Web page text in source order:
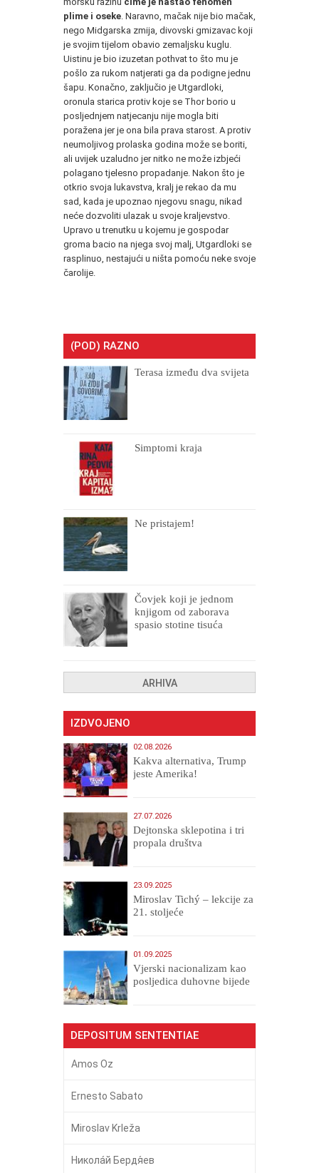
plime i oseke . Naravno, mačak nije bio mačak,
nego Midgarska zmija, divovski gmizavac koji
je svojim tijelom obavio zemaljsku kuglu.
Uistinu je bio izuzetan pothvat to što mu je
pošlo za rukom natjerati ga da podigne jednu
šapu. Konačno, zaključio je Utgardloki,
oronula starica protiv koje se Thor borio u
posljednjem natjecanju nije mogla biti
poražena jer je ona bila prava starost. A protiv
neumoljivog prolaska godina može se boriti,
ali uvijek uzaludno jer nitko ne može izbjeći
polagano tjelesno propadanje. Nakon što je
otkrio svoja lukavstva, kralj je rekao da mu
sad, kada je upoznao njegovu snagu, nikad
neće dozvoliti ulazak u svoje kraljevstvo.
Upravo u trenutku u kojemu je gospodar
groma bacio na njega svoj malj, Utgardloki se
rasplinuo, nestajući u ništa pomoću neke svoje
čarolije.
(POD) RAZNO
Terasa između dva svijeta
Simptomi kraja
Ne pristajem!
Čovjek koji je jednom
knjigom od zaborava
spasio stotine tisuća
ARHIVA
IZDVOJENO
02.08.2026
Kakva alternativa, Trump
jeste Amerika!
27.07.2026
Dejtonska sklepotina i tri
propala društva
23.09.2025
Miroslav Tichý – lekcije za
21. stoljeće
01.09.2025
​Vjerski nacionalizam kao
posljedica duhovne bijede
DEPOSITUM SENTENTIAE
Amos Oz
Ernesto Sabato
Miroslav Krleža
Никола́й Бердя́ев